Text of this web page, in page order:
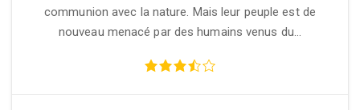
communion avec la nature. Mais leur peuple est de
nouveau menacé par des humains venus du…